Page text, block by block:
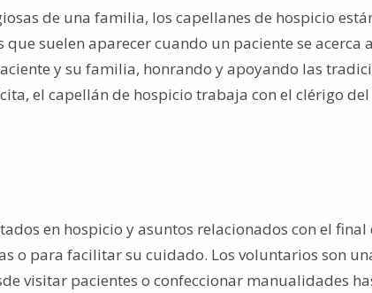
de una familia, los capellanes de hospicio
suelen aparecer cuando un paciente se acerca
y su familia, honrando y apoyando las
el capellán de hospicio trabaja con el clérigo del
en hospicio y asuntos relacionados con el final
o para facilitar su cuidado. Los voluntarios son
visitar pacientes o confeccionar manualidades